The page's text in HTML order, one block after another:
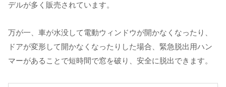
デルが多く販売されています。
万が一、車が水没して電動ウィンドウが開かなくなったり、
ドアが変形して開かなくなったりした場合、緊急脱出用ハン
マーがあることで短時間で窓を破り、安全に脱出できます。